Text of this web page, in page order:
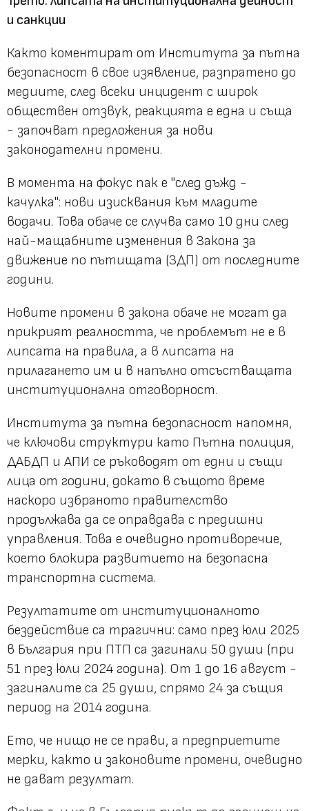
и санкции
Както коментират от Института за пътна
безопасност в свое изявление, разпратено до
медиите, след всеки инцидент с широк
обществен отзвук, реакцията е една и съща
- започват предложения за нови
законодателни промени.
В момента на фокус пак е "след дъжд -
качулка": нови изисквания към младите
водачи. Това обаче се случва само 10 дни след
най-мащабните изменения в Закона за
движение по пътищата (ЗДП) от последните
години.
Новите промени в закона обаче не могат да
прикрият реалността, че проблемът не е в
липсата на правила, а в липсата на
прилагането им и в напълно отсъстващата
институционална отговорност.
Института за пътна безопасност напомня,
че ключови структури като Пътна полиция,
ДАБДП и АПИ се ръководят от едни и същи
лица от години, докато в същото време
наскоро избраното правителство
продължава да се оправдава с предишни
управления. Това е очевидно противоречие,
което блокира развитието на безопасна
транспортна система.
Резултатите от институционалното
бездействие са трагични: само през юли 2025
в България при ПТП са загинали 50 души (при
51 през юли 2024 година). От 1 до 16 август -
загиналите са 25 души, спрямо 24 за същия
период на 2014 година.
Ето, че нищо не се прави, а предприетите
мерки, както и законовите промени, очевидно
не дават резултат.